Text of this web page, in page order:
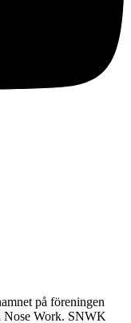
på föreningen
Nose Work. SNWK